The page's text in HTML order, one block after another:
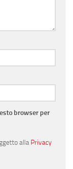
browser per
alla Privacy